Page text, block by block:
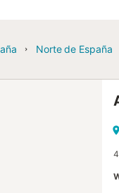
Norte de España